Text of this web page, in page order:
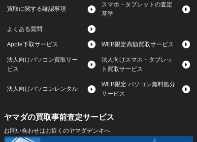
買取に関する確認事項
スマホ・タブレットの査定
基準
よくある質問
Apple下取サービス WEB限定高額買取サービス
法人向けパソコン買取サー
ビス
法人向けスマホ・タブレッ
ト買取サービス
法人向けパソコンレンタル
WEB限定 パソコン無料処分
サービス
ヤマダの買取事前査定サービス
お問い合わせはお近くのヤマダデンキへ